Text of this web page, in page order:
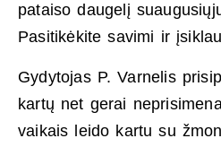
pataiso daugelį
Pasitikėkite savimi ir
Gydytojas P. Varnelis
kartų net gerai
vaikais leido kartu su